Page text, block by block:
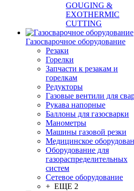
GOUGING &
EXOTHERMIC
CUTTING
Газосварочное оборудование
Резаки
Горелки
Запчасти к резакам и
горелкам
Редукторы
Газовые вентили для
Рукава напорные
Баллоны для газосварки
Манометры
Машины газовой резки
Медицинское
Оборудование для
газораспределительных
систем
Сетевое оборудование
+ ЕЩЕ 2